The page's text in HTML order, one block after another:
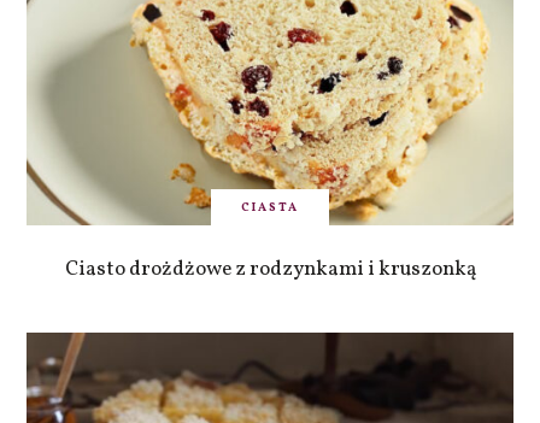
CIASTA
Ciasto drożdżowe z rodzynkami i kruszonką